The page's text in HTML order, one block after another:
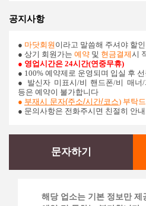
공지사항
● 마닷회원 이라고 말씀해 주셔야 할
● 상기 회원가는 예약 및 현금결제시
● 영업시간은 24시간(연중무휴)
● 100% 예약제로 운영되며 입실 후
● 발신자 미표시/비 핸드폰/비 매너
등은 예약이 불가합니다
● 부재시 문자(주소/시간/코스) 부탁
● 문의사항은 전화주시면 친절히 안
문자하기
해당 업소는 기본 정보만 제